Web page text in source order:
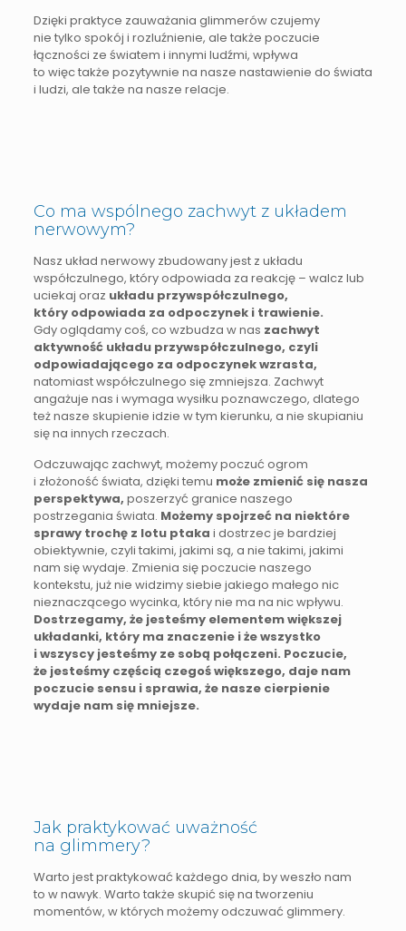
Dzięki praktyce zauważania glimmerów czujemy
nie tylko spokój i rozluźnienie, ale także poczucie
łączności ze światem i innymi ludźmi, wpływa
to więc także pozytywnie na nasze nastawienie do świata
i ludzi, ale także na nasze relacje.
Co ma wspólnego zachwyt z układem
nerwowym?
Nasz układ nerwowy zbudowany jest z układu
współczulnego, który odpowiada za reakcję – walcz lub
uciekaj oraz układu przywspółczulnego,
który odpowiada za odpoczynek i trawienie.
Gdy oglądamy coś, co wzbudza w nas zachwyt
aktywność układu przywspółczulnego, czyli
odpowiadającego za odpoczynek wzrasta,
natomiast współczulnego się zmniejsza. Zachwyt
angażuje nas i wymaga wysiłku poznawczego, dlatego
też nasze skupienie idzie w tym kierunku, a nie skupianiu
się na innych rzeczach.
Odczuwając zachwyt, możemy poczuć ogrom
i złożoność świata, dzięki temu może zmienić się nasza
perspektywa, poszerzyć granice naszego
postrzegania świata. Możemy spojrzeć na niektóre
sprawy trochę z lotu ptaka i dostrzec je bardziej
obiektywnie, czyli takimi, jakimi są, a nie takimi, jakimi
nam się wydaje. Zmienia się poczucie naszego
kontekstu, już nie widzimy siebie jakiego małego nic
nieznaczącego wycinka, który nie ma na nic wpływu.
Dostrzegamy, że jesteśmy elementem większej
układanki, który ma znaczenie i że wszystko
i wszyscy jesteśmy ze sobą połączeni. Poczucie,
że jesteśmy częścią czegoś większego, daje nam
poczucie sensu i sprawia, że nasze cierpienie
wydaje nam się mniejsze.
Jak praktykować uważność
na glimmery?
Warto jest praktykować każdego dnia, by weszło nam
to w nawyk. Warto także skupić się na tworzeniu
momentów, w których możemy odczuwać glimmery.